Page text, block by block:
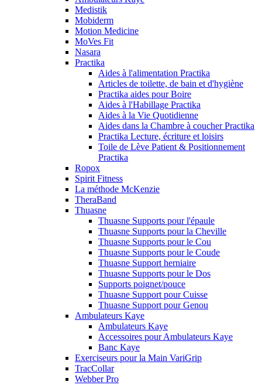
Medistik
Mobiderm
Motion Medicine
MoVes Fit
Nasara
Practika
Aides à l'alimentation Practika
Articles de toilette, de bain et d'hygiène
Practika aides pour Boire
Aides à l'Habillage Practika
Aides à la Vie Quotidienne
Aides dans la Chambre à coucher Practika
Practika Lecture, écriture et loisirs
Toile de Lève Patient & Positionnement
Practika
Ropox
Spirit Fitness
La méthode McKenzie
TheraBand
Thuasne
Thuasne Supports pour l'épaule
Thuasne Supports pour la Cheville
Thuasne Supports pour le Cou
Thuasne Supports pour le Coude
Thuasne Support herniaire
Thuasne Supports pour le Dos
Supports poignet/pouce
Thuasne Support pour Cuisse
Thuasne Support pour Genou
Ambulateurs Kaye
Ambulateurs Kaye
Accessoires pour Ambulateurs Kaye
Banc Kaye
Exerciseurs pour la Main VariGrip
TracCollar
Webber Pro